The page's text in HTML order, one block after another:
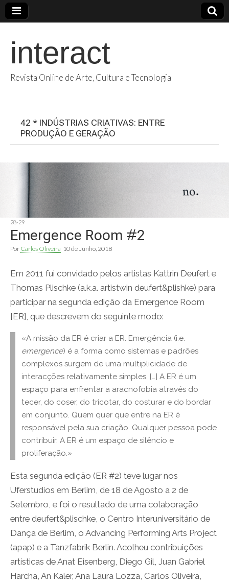
interact
Revista Online de Arte, Cultura e Tecnologia
42 * INDÚSTRIAS CRIATIVAS: ENTRE
PRODUÇÃO E GERAÇÃO
28-29
Emergence Room #2
Por Carlos Oliveira 10 de Junho, 2018
Em 2011 fui convidado pelos artistas Kattrin Deufert e
Thomas Plischke (a.k.a. artistwin deufert&plishke) para
participar na segunda edição da Emergence Room
[ER], que descrevem do seguinte modo:
«A missão da ER é criar a ER. Emergência (i.e.
emergence) é a forma como sistemas e padrões
complexos surgem de uma multiplicidade de
interacções relativamente simples. […] A ER é um
espaço para enfrentar a aracnofobia através do
tecer, do coser, do tricotar, do costurar e do bordar
em conjunto. Quem quer que entre na ER é
responsável pela sua criação. Qualquer pessoa pode
contribuir. A ER é um espaço de silêncio e
proliferação.»
Esta segunda edição (ER #2) teve lugar nos
Uferstudios em Berlim, de 18 de Agosto a 2 de
Setembro, e foi o resultado de uma colaboração
entre deufert&plischke, o Centro Interuniversitário de
Dança de Berlim, o Advancing Performing Arts Project
(apap) e a Tanzfabrik Berlin. Acolheu contribuições
artísticas de Anat Eisenberg, Diego Gil, Juan Gabriel
Harcha, An Kaler, Ana Laura Lozza, Carlos Oliveira,